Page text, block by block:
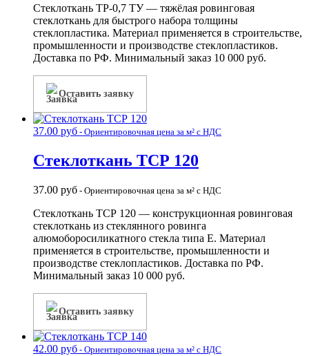
Стеклоткань ТР-0,7 ТУ — тяжёлая ровинговая
стеклоткань для быстрого набора толщины
стеклопластика. Материал применяется в строительстве,
промышленности и производстве стеклопластиков.
Доставка по РФ. Минимальный заказ 10 000 руб.
Оставить заявку
37.00 руб - Ориентировочная цена за м² с НДС
Стеклоткань ТСР 120
37.00 руб - Ориентировочная цена за м² с НДС
Стеклоткань ТСР 120 — конструкционная ровинговая
стеклоткань из стеклянного ровинга
алюмоборосиликатного стекла типа Е. Материал
применяется в строительстве, промышленности и
производстве стеклопластиков. Доставка по РФ.
Минимальный заказ 10 000 руб.
Оставить заявку
42.00 руб - Ориентировочная цена за м² с НДС